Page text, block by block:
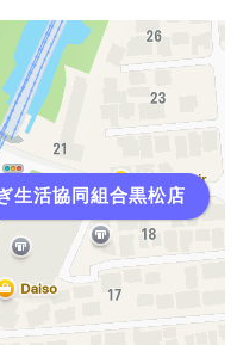
生活協同組合黒松店